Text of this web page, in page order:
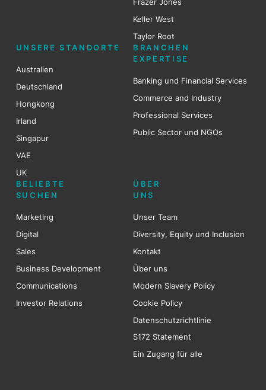
Keller West
Taylor Root
UNSERE STANDORTE
Australien
Deutschland
Hongkong
Irland
Singapur
VAE
UK
BRANCHEN
EXPERTISE
Banking und Financial Services
Commerce and Industry
Professional Services
Public Sector und NGOs
BELIEBTE
SUCHEN
Marketing
Digital
Sales
Business Development
Communications
Investor Relations
ÜBER
UNS
Unser Team
Diversity, Equity und Inclusion
Kontakt
Über uns
Modern Slavery Policy
Cookie Policy
Datenschutzrichtlinie
S172 Statement
Ein Zugang für alle